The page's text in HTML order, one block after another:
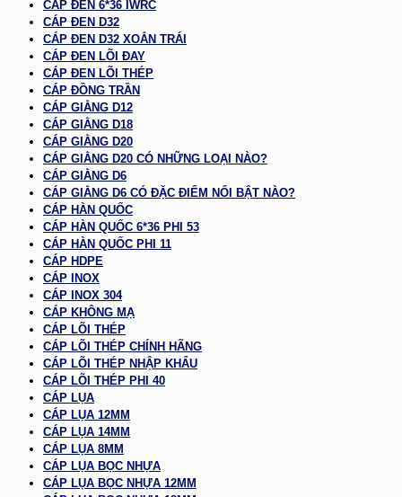
CÁP ĐEN 6*36 IWRC
CÁP ĐEN D32
CÁP ĐEN D32 XOẮN TRÁI
CÁP ĐEN LÕI ĐAY
CÁP ĐEN LÕI THÉP
CÁP ĐỒNG TRẦN
CÁP GIẰNG D12
CÁP GIẰNG D18
CÁP GIẰNG D20
CÁP GIẰNG D20 CÓ NHỮNG LOẠI NÀO?
CÁP GIẰNG D6
CÁP GIẰNG D6 CÓ ĐẶC ĐIỂM NỔI BẬT NÀO?
CÁP HÀN QUỐC
CÁP HÀN QUỐC 6*36 PHI 53
CÁP HÀN QUỐC PHI 11
CÁP HDPE
CÁP INOX
CÁP INOX 304
CÁP KHÔNG MẠ
CÁP LÕI THÉP
CÁP LÕI THÉP CHÍNH HÃNG
CÁP LÕI THÉP NHẬP KHẨU
CÁP LÕI THÉP PHI 40
CÁP LỤA
CÁP LỤA 12MM
CÁP LỤA 14MM
CÁP LỤA 8MM
CÁP LỤA BỌC NHỰA
CÁP LỤA BỌC NHỰA 12MM